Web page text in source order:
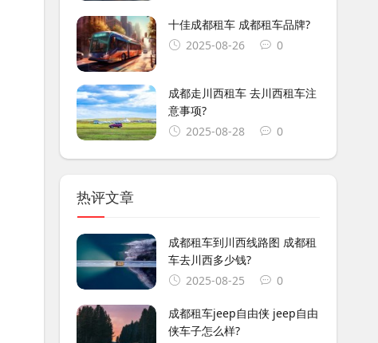
十佳成都租车 成都租车品牌?
2025-08-26
0
成都走川西租车 去川西租车注
意事项?
2025-08-28
0
热评文章
成都租车到川西线路图 成都租
车去川西多少钱?
2025-08-25
0
成都租车jeep自由侠 jeep自由
侠车子怎么样?